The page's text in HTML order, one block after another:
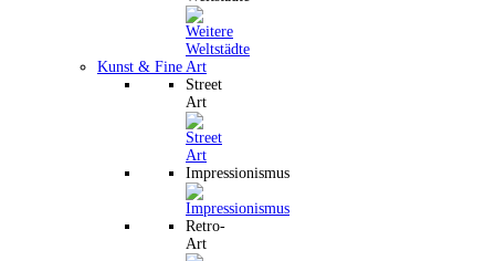
Kunst & Fine Art
Street
Art
Impressionismus
Retro-
Art